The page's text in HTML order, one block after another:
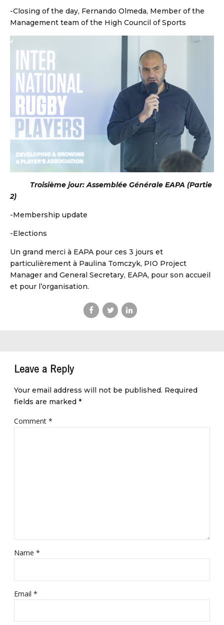
-Closing of the day, Fernando Olmeda, Member of the
Management team of the High Council of Sports
Troisième jour: Assemblée Générale EAPA (Partie
2)
-Membership update
-Elections
Un grand merci à EAPA pour ces 3 jours et
particulièrement à Paulina Tomczyk, PIO Project
Manager and General Secretary, EAPA, pour son accueil
et pour l’organisation.
Leave a Reply
Your email address will not be published. Required
fields are marked *
Comment *
Name *
Email *